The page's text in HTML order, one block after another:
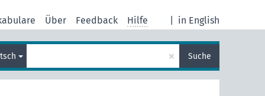
in English
Über Feedback Hilfe
× Suche